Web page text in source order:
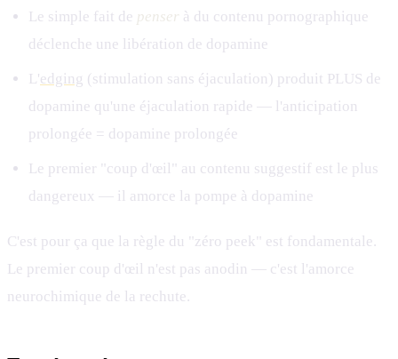
Le simple fait de penser à du contenu pornographique
déclenche une libération de dopamine
L'edging (stimulation sans éjaculation) produit PLUS de
dopamine qu'une éjaculation rapide — l'anticipation
prolongée = dopamine prolongée
Le premier "coup d'œil" au contenu suggestif est le plus
dangereux — il amorce la pompe à dopamine
C'est pour ça que la règle du "zéro peek" est fondamentale.
Le premier coup d'œil n'est pas anodin — c'est l'amorce
neurochimique de la rechute.